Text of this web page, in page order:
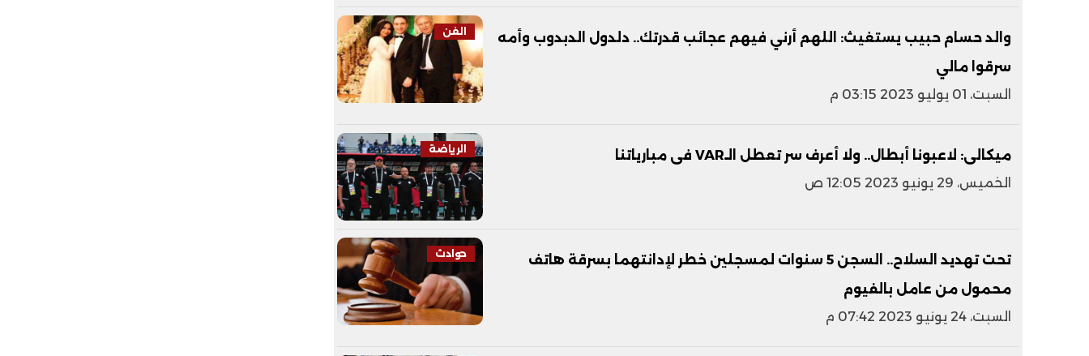
الفن
والد حسام حبيب يستغيث: اللهم أرني فيهم عجائب قدرتك.. دلدول الدبدوب وأمه
سرقوا مالي
السبت، 01 يوليو 2023 03:15 م
الرياضة
ميكالى: لاعبونا أبطال.. ولا أعرف سر تعطل الـVAR فى مبارياتنا
الخميس، 29 يونيو 2023 12:05 ص
حوادث
تحت تهديد السلاح.. السجن 5 سنوات لمسجلين خطر لإدانتهما بسرقة هاتف
محمول من عامل بالفيوم
السبت، 24 يونيو 2023 07:42 م